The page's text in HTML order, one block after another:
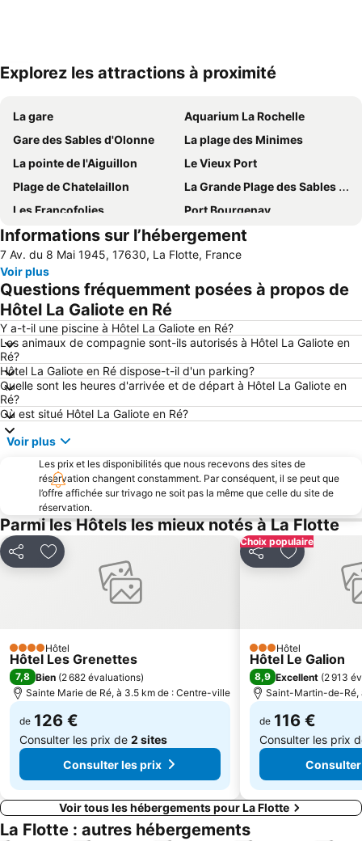
Explorez les attractions à proximité
La gare
Aquarium La Rochelle
Gare des Sables d'Olonne
La plage des Minimes
La pointe de l'Aiguillon
Le Vieux Port
Plage de Chatelaillon
La Grande Plage des Sables d'Olonne
Les Francofolies
Port Bourgenay
Piscine d'eau de mer du Remblai
Châtelaillon
Plage de Boyardville
Port de Plaisance des Minimes
Aéroport de La Rochelle - île de Ré
Plage de Chef de Baie
Port Olona
Grande Plage de La Tranche - Mer
Hôtel de Ville de La Rochelle
Plage de l'Espérance
Port de La Guittière
La Grière
Gare de Surgères
Port de plaisance de Rochefort
Les Conches
Le remblai des Sables d'Olonne
La plage de Couarde-sur-Mer
Plage de Marennes
Plage de Gatseau
Le Grand Pavois
l'Ile de Ré Bridge
Plage du Veillon
Le Petit Rocher
Rivedoux-Plage
Plage des Huttes
Golf de la Prée
Place de la Liberté
Rochefort-Saint-Agnant Airport
Les Rues à Arcades
Bowling La Rochelle
Cathédrale St Louis
Informations sur l’hébergement
7 Av. du 8 Mai 1945, 17630, La Flotte, France
Voir plus
Questions fréquemment posées à propos de
Hôtel La Galiote en Ré
Y a-t-il une piscine à Hôtel La Galiote en Ré?
Les animaux de compagnie sont-ils autorisés à Hôtel La Galiote en
Ré?
Hôtel La Galiote en Ré dispose-t-il d'un parking?
Quelle sont les heures d'arrivée et de départ à Hôtel La Galiote en
Ré?
Où est situé Hôtel La Galiote en Ré?
Voir plus
Les prix et les disponibilités que nous recevons des sites de
réservation changent constamment. Par conséquent, il se peut que
l’offre affichée sur trivago ne soit pas la même que celle du site de
réservation.
Parmi les Hôtels les mieux notés à La Flotte
PartagerAjouter à mes favoris
4 ÉtoilesHôtel
Hôtel Les Grenettes
7,8 Bien (2 682 évaluations)
Sainte Marie de Ré, à 3.5 km de : Centre-ville
de 126 €
Consulter les prix de 2 sites
Consulter les prix
Choix populaire
PartagerAjouter à
3 Étoiles
Hôtel
Hôtel Le Galion
8,9 Excellent (2 913
Saint-Martin-de-Ré,
de 116 €
Consulter les prix
Voir tous les hébergements pour La Flotte
La Flotte : autres hébergements